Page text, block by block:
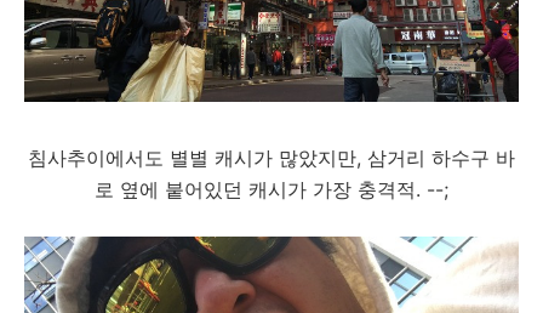
침사추이에서도 별별 캐시가 많았지만, 삼거리 하수구 바
로 옆에 붙어있던 캐시가 가장 충격적. --;